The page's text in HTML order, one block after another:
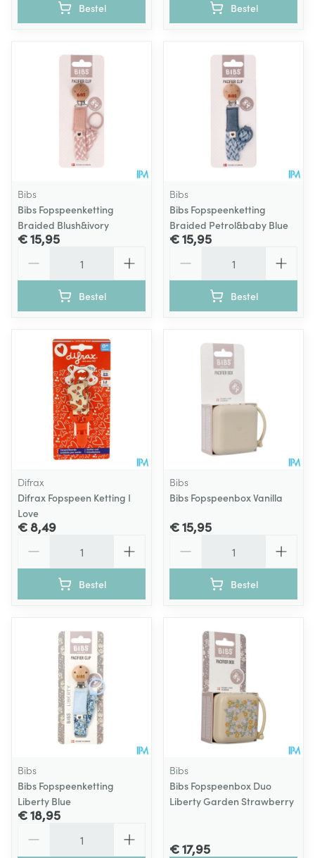
Bestel Bestel
Bibs
Bibs Fopspeenketting
Braided Blush&ivory
€ 15,95
Bestel
Bibs
Bibs Fopspeenketting
Braided Petrol&baby Blue
€ 15,95
Bestel
Difrax
Difrax Fopspeen Ketting I
Love
€ 8,49
Bestel
Bibs
Bibs Fopspeenbox Vanilla
€ 15,95
Bestel
Bibs
Bibs Fopspeenketting
Liberty Blue
€ 18,95
Bibs
Bibs Fopspeenbox Duo
Liberty Garden Strawberry
€ 17,95